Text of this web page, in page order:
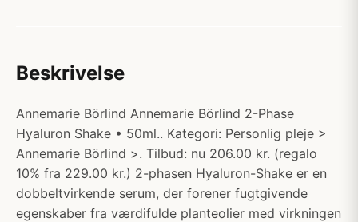
Beskrivelse
Annemarie Börlind Annemarie Börlind 2-Phase
Hyaluron Shake • 50ml.. Kategori: Personlig pleje >
Annemarie Börlind >. Tilbud: nu 206.00 kr. (regalo
10% fra 229.00 kr.) 2-phasen Hyaluron-Shake er en
dobbeltvirkende serum, der forener fugtgivende
egenskaber fra værdifulde planteolier med virkningen